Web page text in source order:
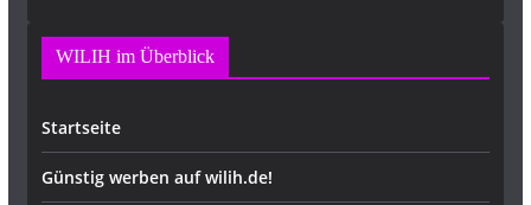
WILIH im Überblick
Startseite
Günstig werben auf wilih.de!